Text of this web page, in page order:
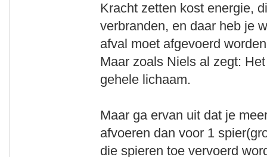
Kracht zetten kost energie,
verbranden, en daar heb je
afval moet afgevoerd worden
Maar zoals Niels al zegt:
gehele lichaam.
Maar ga ervan uit dat je
afvoeren dan voor 1
die spieren toe vervoerd